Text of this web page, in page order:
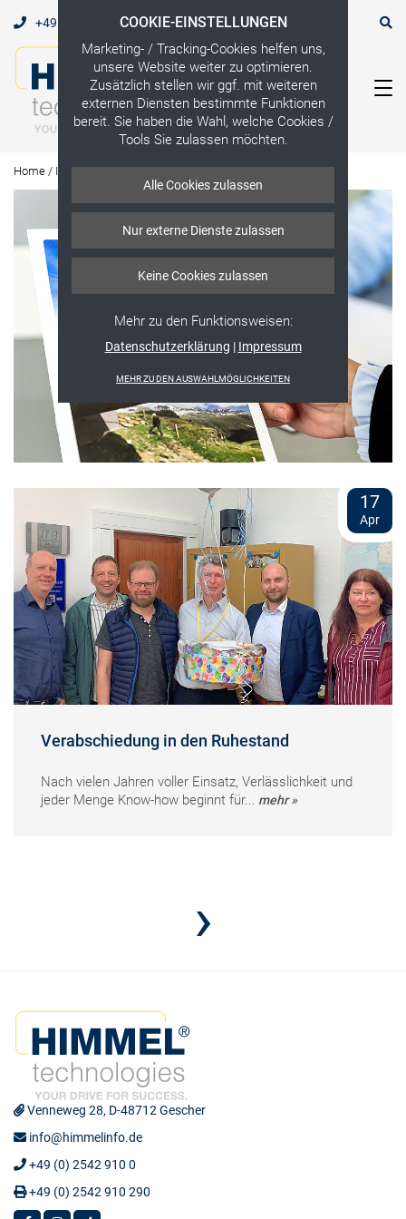
COOKIE-EINSTELLUNGEN
Marketing- / Tracking-Cookies helfen uns,
unsere Website weiter zu optimieren.
Zusätzlich stellen wir ggf. mit weiteren
externen Diensten bestimmte Funktionen
bereit. Sie haben die Wahl, welche Cookies /
Tools Sie zulassen möchten.
Alle Cookies zulassen
Nur externe Dienste zulassen
Keine Cookies zulassen
Mehr zu den Funktionsweisen:
Datenschutzerklärung | Impressum
MEHR ZU DEN AUSWAHLMÖGLICHKEITEN
+49 (0) 2542 910 0 DE EN
Home / Infocenter / News
Verabschiedung in den Ruhestand
Nach vielen Jahren voller Einsatz, Verlässlichkeit und
jeder Menge Know-how beginnt für...
17
Apr
mehr »
›
Venneweg 28, D-48712 Gescher
info@himmelinfo.de
+49 (0) 2542 910 0
+49 (0) 2542 910 290